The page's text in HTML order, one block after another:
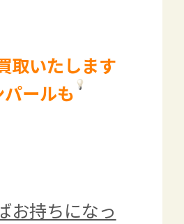
取いたします
ールも
お持ちになっ